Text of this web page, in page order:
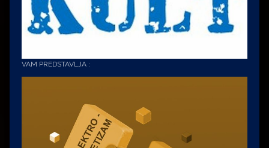
VAM PREDSTAVLJA :